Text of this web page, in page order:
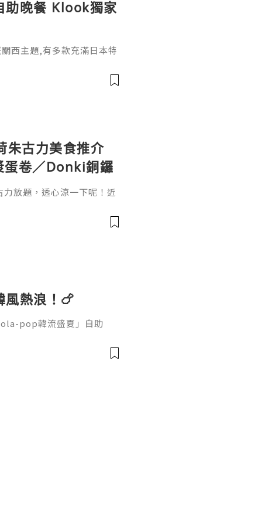
助晚餐 Klook獨家
西主題,有多款充滿日本特
括松板和牛鮮貝皇帝蟹腳
咖啡咖哩､蠔肉海老大阪燒､
朱古力美食推介
蛋卷／Donki銅鑼
放題，透心涼一下呢！近
眼光！小編就搜集8大值得
熱浪！🍗
pop韓流盛夏」自助
，喜驚喜是可樂香蔥醬鮑
薄餅、辣炒年糕等韓味🇰🇷